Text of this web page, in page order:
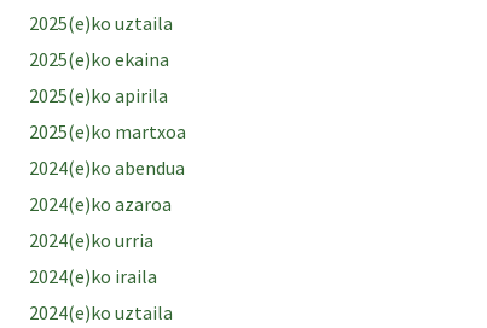
2025(e)ko uztaila
2025(e)ko ekaina
2025(e)ko apirila
2025(e)ko martxoa
2024(e)ko abendua
2024(e)ko azaroa
2024(e)ko urria
2024(e)ko iraila
2024(e)ko uztaila